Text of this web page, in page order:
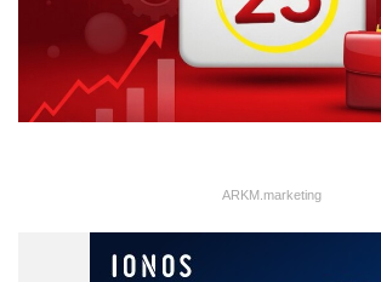
ARKM.marketing